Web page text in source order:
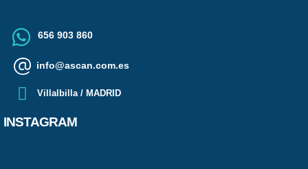
656 903 860
info@ascan.com.es
Villalbilla / MADRID
INSTAGRAM